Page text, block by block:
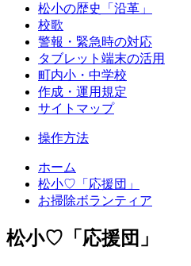
松小の歴史「沿革」
校歌
警報・緊急時の対応
タブレット端末の活用
町内小・中学校
作成・運用規定
サイトマップ
操作方法
ホーム
松小♡「応援団」
お掃除ボランティア
松小♡「応援団」